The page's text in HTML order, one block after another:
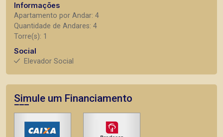
Informações
Apartamento por Andar: 4
Quantidade de Andares: 4
Torre(s): 1
Social
Elevador Social
Simule um Financiamento